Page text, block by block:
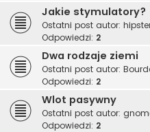
Jakie stymulatory?
Ostatni post autor:
Odpowiedzi: 2
Dwa rodzaje ziemi
Ostatni post autor:
Odpowiedzi: 2
Wlot pasywny
Ostatni post autor:
Odpowiedzi: 2